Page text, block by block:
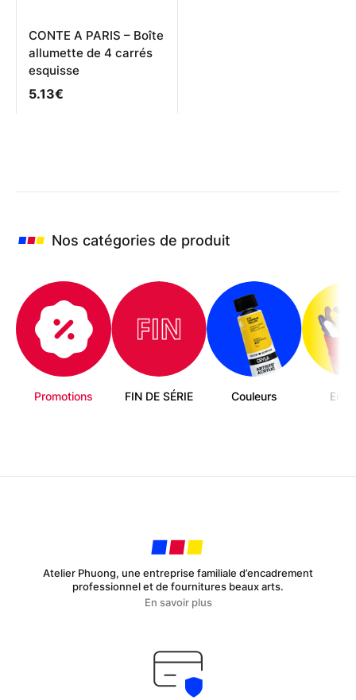
CONTE A PARIS – Boîte
allumette de 4 carrés
esquisse
5.13€
Nos catégories de produit
Promotions FIN DE SÉRIE Couleurs
Atelier Phuong, une entreprise familiale d’encadrement
professionnel et de fournitures beaux arts.
En savoir plus